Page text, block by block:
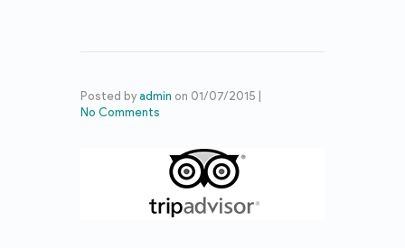
Posted byadmin on 01/07/2015
No Comments